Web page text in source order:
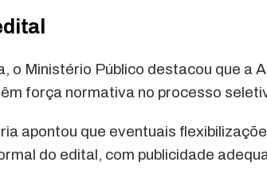
o Ministério Público destacou que a
força normativa no processo
apontou que eventuais
do edital, com publicidade